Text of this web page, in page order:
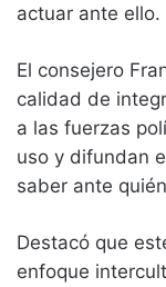
actuar ante ello.
El consejero
calidad de
a las fuerzas
uso y difundan
saber ante
Destacó que
enfoque